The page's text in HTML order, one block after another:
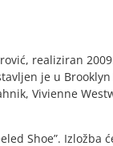
realiziran
je u
Vivienne
Shoe”. Izložba